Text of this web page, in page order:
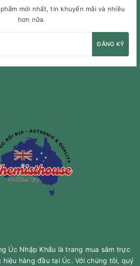
mới nhất, tin khuyến mãi và nhiều
hơn nữa.
ĐĂNG KÝ
Úc Nhập Khẩu là trang mua sắm trực
hàng đầu tại Úc. Với chúng tôi, quý